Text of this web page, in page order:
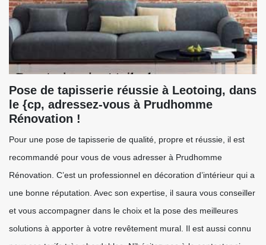
Pose de tapisserie réussie à Leotoing, dans
le {cp, adressez-vous à Prudhomme
Rénovation !
Pour une pose de tapisserie de qualité, propre et réussie, il est
recommandé pour vous de vous adresser à Prudhomme
Rénovation. C’est un professionnel en décoration d’intérieur qui a
une bonne réputation. Avec son expertise, il saura vous conseiller
et vous accompagner dans le choix et la pose des meilleures
solutions à apporter à votre revêtement mural. Il est aussi connu